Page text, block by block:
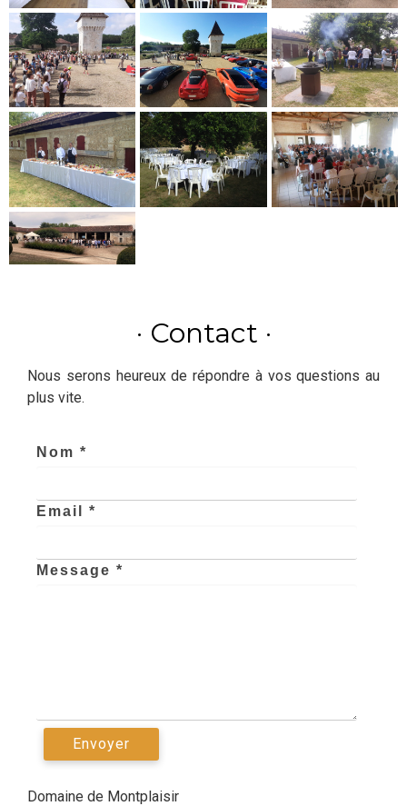
· Contact ·
Nous serons heureux de répondre à vos questions au
plus vite.
Nom *
Email *
Message *
Domaine de Montplaisir